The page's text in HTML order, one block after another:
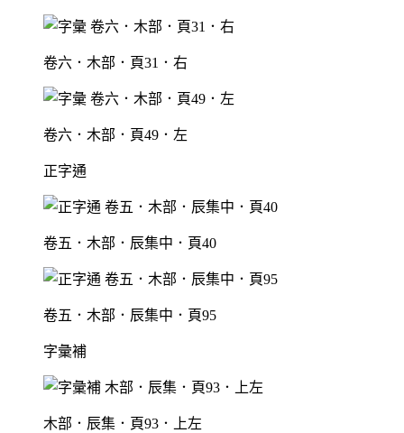
卷六．木部．頁31．右
卷六．木部．頁49．左
正字通
卷五．木部．辰集中．頁40
卷五．木部．辰集中．頁95
字彙補
木部．辰集．頁93．上左